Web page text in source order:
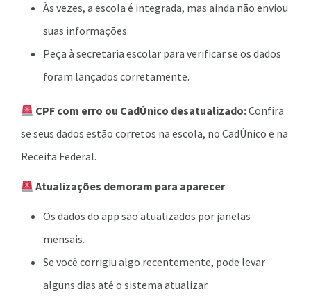
Às vezes, a escola é integrada, mas ainda não enviou
suas informações.
Peça à secretaria escolar para verificar se os dados
foram lançados corretamente.
CPF com erro ou CadÚnico desatualizado:Confira
se seus dados estão corretos na escola, no CadÚnico e na
Receita Federal.
Atualizações demoram para aparecer
Os dados do app são atualizados por janelas
mensais.
Se você corrigiu algo recentemente, pode levar
alguns dias até o sistema atualizar.